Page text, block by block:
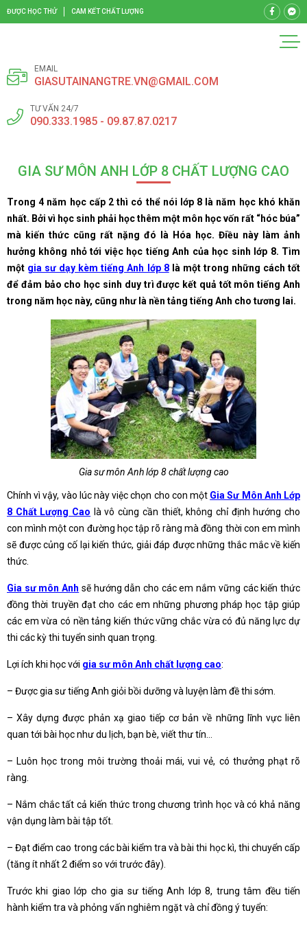
ĐƯỢC HỌC THỬ CAM KẾT CHẤT LƯỢNG
EMAIL
GIASUTAINANGTRE.VN@GMAIL.COM
TƯ VẤN 24/7
090.333.1985 - 09.87.87.0217
GIA SƯ MÔN ANH LỚP 8 CHẤT LƯỢNG CAO
Trong 4 năm học cấp 2 thì có thể nói lớp 8 là năm học khó khăn
nhất. Bởi vì học sinh phải học thêm một môn học vốn rất “hóc búa”
mà kiến thức cũng rất nặng đó là Hóa học. Điều này làm ảnh
hưởng không nhỏ tới việc học tiếng Anh của học sinh lớp 8. Tìm
một gia sư dạy kèm tiếng Anh lớp 8là một trong những cách tốt
để đảm bảo cho học sinh duy trì được kết quả tốt môn tiếng Anh
trong năm học này, cũng như là nền tảng tiếng Anh cho tương lai.
Gia sư môn Anh lớp 8 chất lượng cao
Chính vì vậy, vào lúc này việc chọn cho con một Gia Sư Môn Anh Lớp
8 Chất Lượng Cao là vô cùng cần thiết, không chỉ định hướng cho
con mình một con đường học tập rõ ràng mà đồng thời con em mình
sẽ được củng cố lại kiến thức, giải đáp được những thắc mắc về kiến
thức.
Gia sư môn Anh sẽ hướng dẫn cho các em nắm vững các kiến thức
đồng thời truyền đạt cho các em những phương pháp học tập giúp
các em vừa có nền tảng kiến thức vững chắc vừa có đủ năng lực dự
thi các kỳ thi tuyển sinh quan trọng.
Lợi ích khi học với gia sư môn Anh chất lượng cao:
– Được gia sư tiếng Anh giỏi bồi dưỡng và luyện làm đề thi sớm.
– Xây dựng được phản xạ giao tiếp cơ bản về những lĩnh vực liên
quan tới bài học như du lịch, bạn bè, viết thư tín…
– Luôn học trong môi trường thoải mái, vui vẻ, có thưởng phạt rõ
ràng.
– Nắm chắc tất cả kiến thức trong chương trình học và có khả năng
vận dụng làm bài tập tốt.
– Đạt điểm cao trong các bài kiểm tra và bài thi học kì, thi chuyển cấp
(tăng ít nhất 2 điểm so với trước đây).
Trước khi giao lớp cho gia sư tiếng Anh lớp 8, trung tâm đều tiến
hành kiểm tra và phỏng vấn nghiêm ngặt và chỉ đồng ý tuyển: